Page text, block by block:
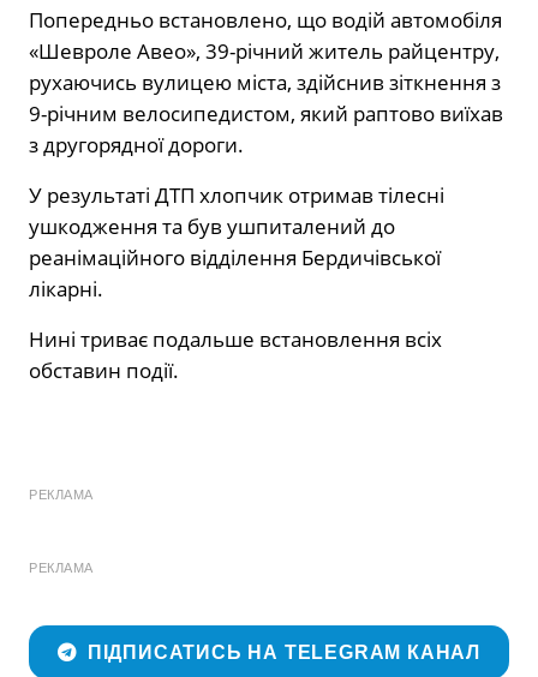
Попередньо встановлено, що водій автомобіля
«Шевроле Авео», 39-річний житель райцентру,
рухаючись вулицею міста, здійснив зіткнення з
9-річним велосипедистом, який раптово виїхав
з другорядної дороги.
У результаті ДТП хлопчик отримав тілесні
ушкодження та був ушпиталений до
реанімаційного відділення Бердичівської
лікарні.
Нині триває подальше встановлення всіх
обставин події.
РЕКЛАМА
РЕКЛАМА
ПІДПИСАТИСЬ НА TELEGRAM КАНАЛ